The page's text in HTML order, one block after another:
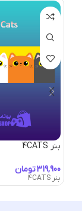
بنر 4CATS
تومان
بنر 4CATS